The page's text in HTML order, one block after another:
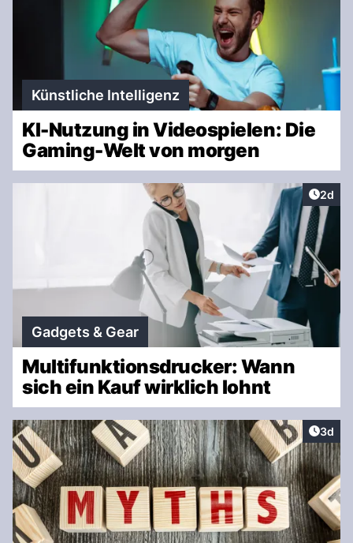
Künstliche Intelligenz
KI-Nutzung in Videospielen: Die
Gaming-Welt von morgen
2d
Gadgets & Gear
Multifunktionsdrucker: Wann
sich ein Kauf wirklich lohnt
3d